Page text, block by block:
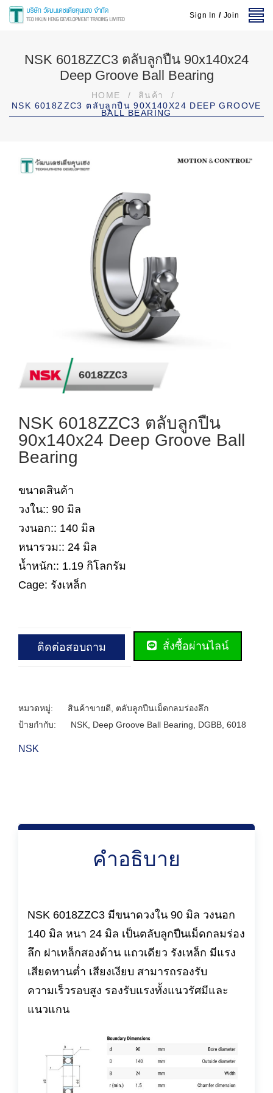
Sign In / Join
NSK 6018ZZC3 ตลับลูกปืน 90x140x24
Deep Groove Ball Bearing
HOME / สินค้า
/
NSK 6018ZZC3 ตลับลูกปืน 90X140X24 DEEP GROOVE
BALL BEARING
NSK 6018ZZC3 ตลับลูกปืน
90x140x24 Deep Groove Ball
Bearing
ขนาดสินค้า
วงใน:: 90 มิล
วงนอก:: 140 มิล
หนารวม:: 24 มิล
น้ำหนัก:: 1.19 กิโลกรัม
Cage: รังเหล็ก
ติดต่อสอบถาม สั่งซื้อผ่านไลน์
หมวดหมู่: สินค้าขายดี
ตลับลูกปืนเม็ดกลมร่องลึก
ป้ายกำกับ:
NSK Deep Groove Ball Bearing DGBB 6018
NSK
คำอธิบาย
NSK 6018ZZC3 มีขนาดวงใน 90 มิล วงนอก
140 มิล หนา 24 มิล เป็นตลับลูกปืนเม็ดกลมร่อง
ลึก ฝาเหล็กสองด้าน แถวเดียว รังเหล็ก มีแรง
เสียดทานต่ำ เสียงเงียบ สามารถรองรับ
ความเร็วรอบสูง รองรับแรงทั้งแนวรัศมีและ
แนวแกน